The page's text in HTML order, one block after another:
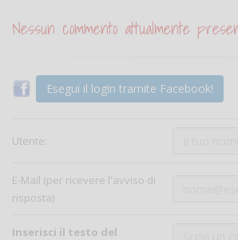
Nessun commento attualmente
Esegui il login tramite Facebook!
Utente:
E-Mail (per ricevere l'avviso di
risposta)
Inserisci il testo del